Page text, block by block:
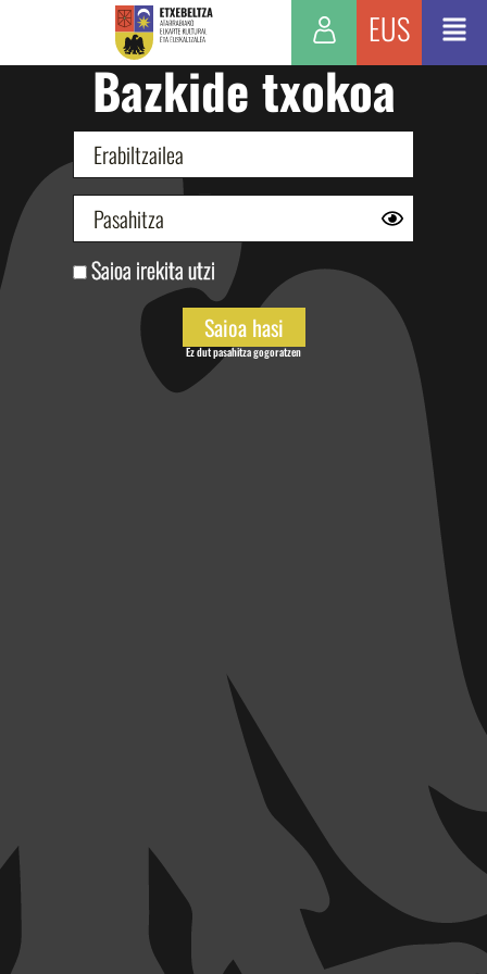
EUS
Bazkide txokoa
Saioa irekita utzi
Ez dut pasahitza gogoratzen